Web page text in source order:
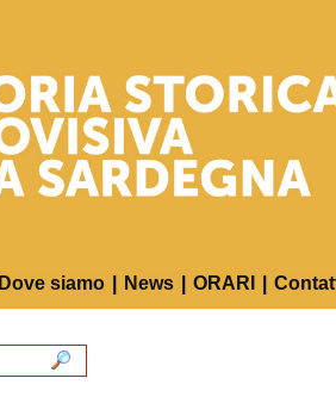
Dove siamo News ORARI